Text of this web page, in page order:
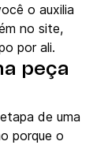
o auxilia
no site,
por ali.
peça
de uma
porque o